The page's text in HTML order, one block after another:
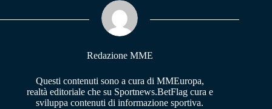
pp m
Redazione MME
Questi contenuti sono a cura di MMEuropa,
realtà editoriale che su Sportnews.BetFlag cura e
sviluppa contenuti di informazione sportiva.